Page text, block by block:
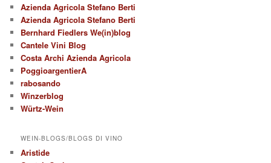
Azienda Agricola Stefano Berti
Azienda Agricola Stefano Berti
Bernhard Fiedlers We(in)blog
Cantele Vini Blog
Costa Archi Azienda Agricola
PoggioargentierA
rabosando
Winzerblog
Würtz-Wein
WEIN-BLOGS/BLOGS DI VINO
Aristide